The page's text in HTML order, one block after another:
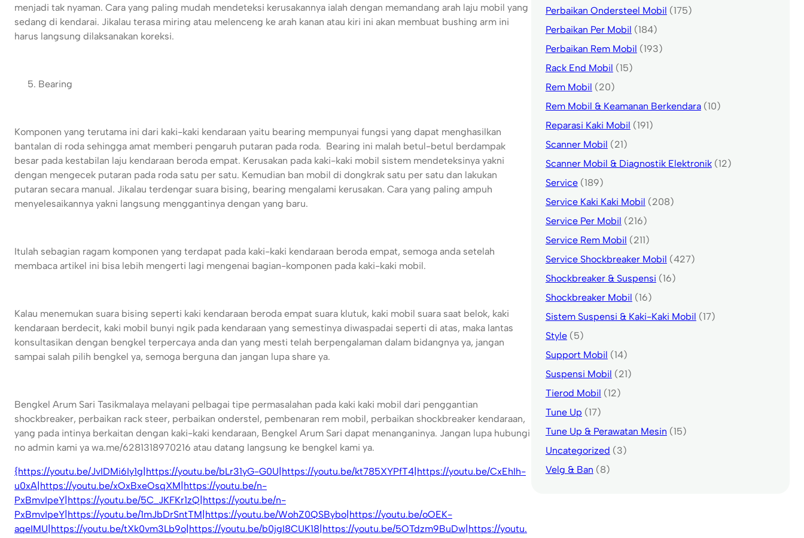
menjadi tak nyaman. Cara yang paling mudah mendeteksi kerusakannya ialah dengan memandang arah laju mobil yang
sedang di kendarai. Jikalau terasa miring atau melenceng ke arah kanan atau kiri ini akan membuat bushing arm ini
harus langsung dilaksanakan koreksi.
Bearing
Komponen yang terutama ini dari kaki-kaki kendaraan yaitu bearing mempunyai fungsi yang dapat menghasilkan
bantalan di roda sehingga amat memberi pengaruh putaran pada roda. Bearing ini malah betul-betul berdampak
besar pada kestabilan laju kendaraan beroda empat. Kerusakan pada kaki-kaki mobil sistem mendeteksinya yakni
dengan mengecek putaran pada roda satu per satu. Kemudian ban mobil di dongkrak satu per satu dan lakukan
putaran secara manual. Jikalau terdengar suara bising, bearing mengalami kerusakan. Cara yang paling ampuh
menyelesaikannya yakni langsung menggantinya dengan yang baru.
Itulah sebagian ragam komponen yang terdapat pada kaki-kaki kendaraan beroda empat, semoga anda setelah
membaca artikel ini bisa lebih mengerti lagi mengenai bagian-komponen pada kaki-kaki mobil.
Kalau menemukan suara bising seperti kaki kendaraan beroda empat suara klutuk, kaki mobil suara saat belok, kaki
kendaraan berdecit, kaki mobil bunyi ngik pada kendaraan yang semestinya diwaspadai seperti di atas, maka lantas
konsultasikan dengan bengkel terpercaya anda dan yang mesti telah berpengalaman dalam bidangnya ya, jangan
sampai salah pilih bengkel ya, semoga berguna dan jangan lupa share ya.
Bengkel Arum Sari Tasikmalaya melayani pelbagai tipe permasalahan pada kaki kaki mobil dari penggantian
shockbreaker, perbaikan rack steer, perbaikan onderstel, pembenaran rem mobil, perbaikan shockbreaker kendaraan,
yang pada intinya berkaitan dengan kaki-kaki kendaraan, Bengkel Arum Sari dapat menanganinya. Jangan lupa hubungi
no admin kami ya wa.me/6281318970216 atau datang langsung ke bengkel kami ya.
{https://youtu.be/JvIDMi6Iy1g|https://youtu.be/bLr31yG-G0U|https://youtu.be/kt785XYPfT4|https://youtu.be/CxEhIh-
u0xA|https://youtu.be/xOxBxeOsqXM|https://youtu.be/n-
PxBmvIpeY|https://youtu.be/5C_JKFKr1zQ|https://youtu.be/n-
PxBmvIpeY|https://youtu.be/1mJbDrSntTM|https://youtu.be/WohZ0QSBybo|https://youtu.be/oOEK-
aqeIMU|https://youtu.be/tXk0vm3Lb9o|https://youtu.be/b0jgI8CUK18|https://youtu.be/5OTdzm9BuDw|https://youtu.
Perbaikan Ondersteel Mobil (175)
Perbaikan Per Mobil (184)
Perbaikan Rem Mobil (193)
Rack End Mobil (15)
Rem Mobil (20)
Rem Mobil & Keamanan Berkendara(10)
Reparasi Kaki Mobil (191)
Scanner Mobil (21)
Scanner Mobil & Diagnostik Elektronik(12)
Service(189)
Service Kaki Kaki Mobil (208)
Service Per Mobil (216)
Service Rem Mobil (211)
Service Shockbreaker Mobil (427)
Shockbreaker & Suspensi (16)
Shockbreaker Mobil (16)
Sistem Suspensi & Kaki-Kaki Mobil (17)
Style(5)
Support Mobil (14)
Suspensi Mobil (21)
Tierod Mobil (12)
Tune Up (17)
Tune Up & Perawatan Mesin (15)
Uncategorized (3)
Velg & Ban (8)